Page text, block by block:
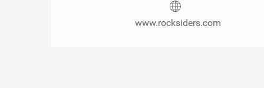
www.rocksiders.com